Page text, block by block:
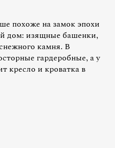
похоже на замок эпохи
дом: изящные башенки,
камня. В
гардеробные, а у
кресло и кроватка в